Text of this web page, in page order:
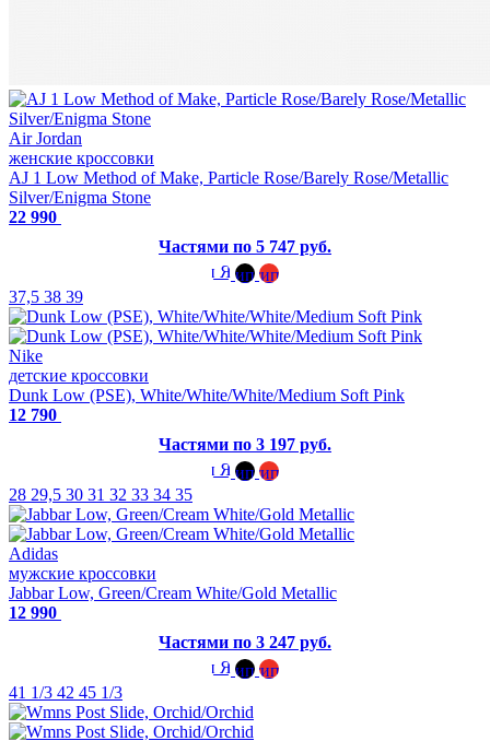
Air Jordan
женские кроссовки
AJ 1 Low Method of Make, Particle Rose/Barely Rose/Metallic
Silver/Enigma Stone
22 990
Частями по 5 747 руб.
37,5 38 39
Nike
детские кроссовки
Dunk Low (PSE), White/White/White/Medium Soft Pink
12 790
Частями по 3 197 руб.
28 29,5 30 31 32 33 34 35
Adidas
мужские кроссовки
Jabbar Low, Green/Cream White/Gold Metallic
12 990
Частями по 3 247 руб.
41 1/3 42 45 1/3